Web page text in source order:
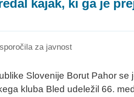
kajak, ki ga je
za javnost
Slovenije Borut Pahor se
kluba Bled udeležil 66.